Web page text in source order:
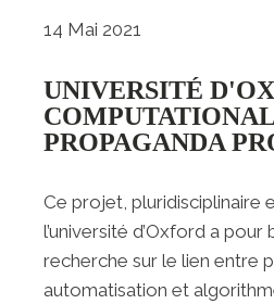
14 Mai 2021
UNIVERSITÉ
COMPUTATIONAL
PROPAGANDA
Ce projet, pluridisciplinaire
l’université d’Oxford a
recherche sur le lien entre
automatisation et